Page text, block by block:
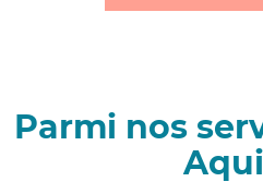
Parmi nos